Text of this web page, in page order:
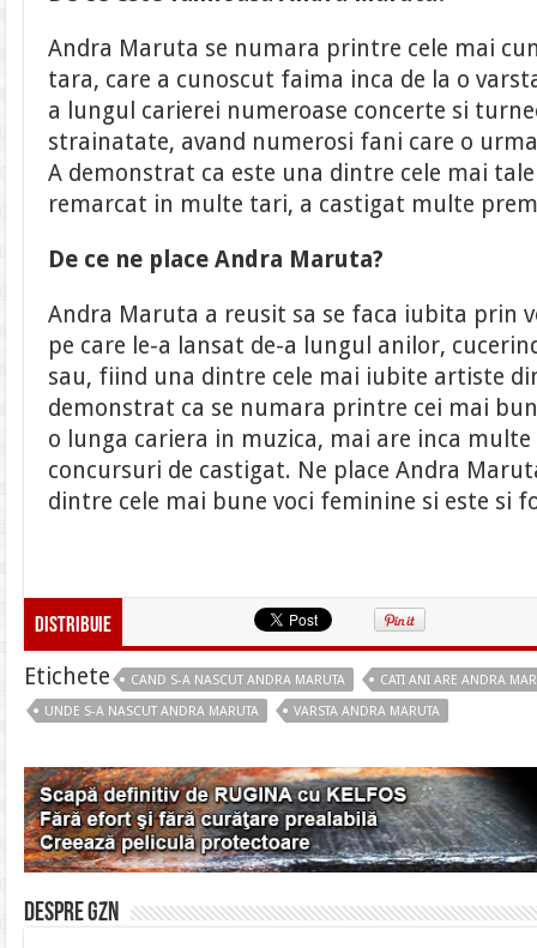
Andra Maruta se numara printre cele mai
tara, care a cunoscut faima inca de la o
a lungul carierei numeroase concerte si
strainatate, avand numerosi fani care o
A demonstrat ca este una dintre cele mai
remarcat in multe tari, a castigat multe
De ce ne place Andra Maruta?
Andra Maruta a reusit sa se faca iubita prin
pe care le-a lansat de-a lungul anilor,
sau, fiind una dintre cele mai iubite artiste
demonstrat ca se numara printre cei mai
o lunga cariera in muzica, mai are inca
concursuri de castigat. Ne place Andra
dintre cele mai bune voci feminine si este si
Distribuie
Etichete CAND S-A NASCUT ANDRA MARUTA
CATI ANI ARE ANDRA
UNDE S-A NASCUT ANDRA MARUTA
VARSTA ANDRA MARUTA
Despre gzn